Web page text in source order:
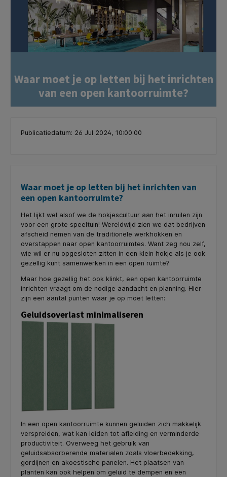
Waar moet je op letten bij het inrichten
van een open kantoorruimte?
Publicatiedatum: 26 Jul 2024, 10:00:00
Waar moet je op letten bij het inrichten van
een open kantoorruimte?
Het lijkt wel alsof we de hokjescultuur aan het inruilen zijn
voor een grote speeltuin! Wereldwijd zien we dat bedrijven
afscheid nemen van de traditionele werkhokken en
overstappen naar open kantoorruimtes. Want zeg nou zelf,
wie wil er nu opgesloten zitten in een klein hokje als je ook
gezellig kunt samenwerken in een open ruimte?
Maar hoe gezellig het ook klinkt, een open kantoorruimte
inrichten vraagt om de nodige aandacht en planning. Hier
zijn een aantal punten waar je op moet letten:
Geluidsoverlast minimaliseren
In een open kantoorruimte kunnen geluiden zich makkelijk
verspreiden, wat kan leiden tot afleiding en verminderde
productiviteit. Overweeg het gebruik van
geluidsabsorberende materialen zoals vloerbedekking,
gordijnen en akoestische panelen. Het plaatsen van
planten kan ook helpen om geluid te dempen en een